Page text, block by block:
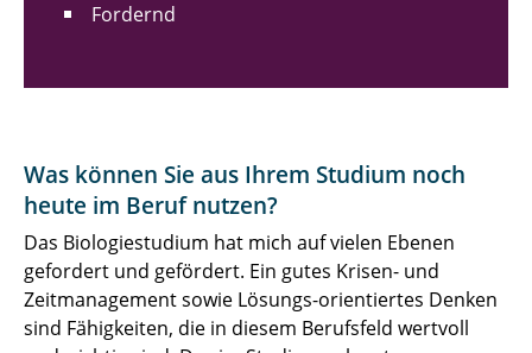
Fordernd
Was können Sie aus Ihrem Studium noch
heute im Beruf nutzen?
Das Biologiestudium hat mich auf vielen Ebenen
gefordert und gefördert. Ein gutes Krisen- und
Zeitmanagement sowie Lösungs-orientiertes Denken
sind Fähigkeiten, die in diesem Berufsfeld wertvoll